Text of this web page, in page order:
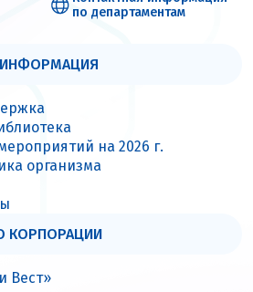
по департаментам
ИНФОРМАЦИЯ
на 2026 г.
организма
КОРПОРАЦИИ
Вест»